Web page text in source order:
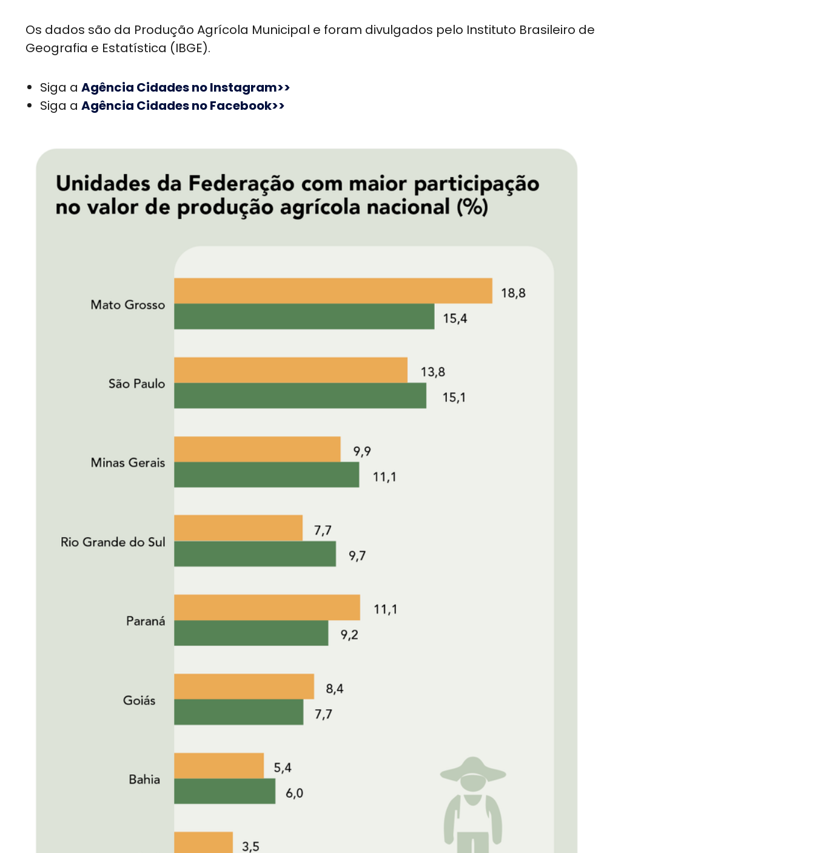
Os dados são da Produção Agrícola Municipal e foram divulgados pelo Instituto Brasileiro de
Geografia e Estatística (IBGE).
Siga a Agência Cidades no Instagram>>
Siga a Agência Cidades no Facebook>>